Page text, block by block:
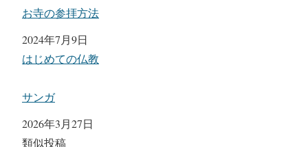
お寺の参拝方法
日付
2024年7月9日
関連理由
はじめての仏教
サンガ
日付
2026年3月27日
関連理由
類似投稿